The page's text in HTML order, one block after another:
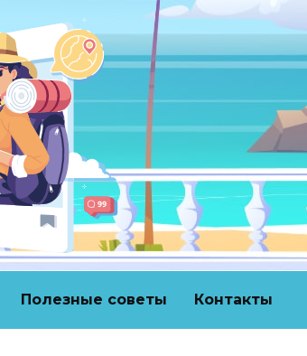
Полезные советы Контакты